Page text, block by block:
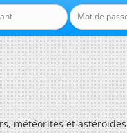
météorites et astéroides